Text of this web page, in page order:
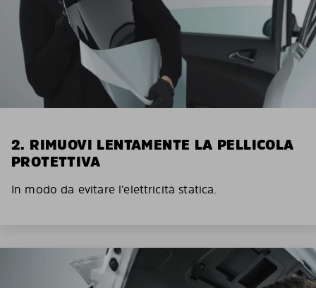
2. RIMUOVI LENTAMENTE LA PELLICOLA
PROTETTIVA
In modo da evitare l’elettricità statica.